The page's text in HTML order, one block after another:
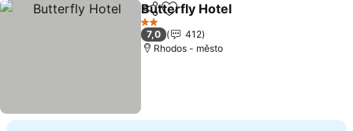
SdíletPřidat na seznam oblíbených
Butterfly Hotel
2 Počet hvězdiček
7,0
412
Rhodos - město